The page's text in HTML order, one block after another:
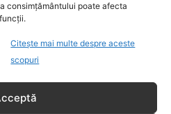
consimțământului poate afecta
Citește mai multe despre aceste
scopuri
primul român care a
este din nou în centrul
după[...]